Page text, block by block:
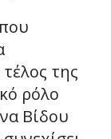
της
ρόλο
Βίδου